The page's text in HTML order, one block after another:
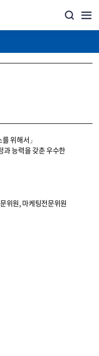
위해서」
과 능력을 갖춘 우수한
위원, 마케팅전문위원